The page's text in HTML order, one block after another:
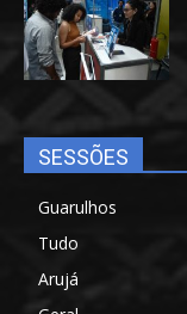
SESSÕES
Guarulhos
Tudo
Arujá